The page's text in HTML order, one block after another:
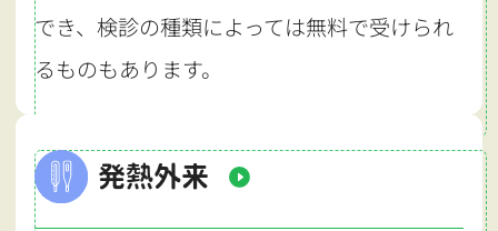
でき、検診の種類によっては無料で受けられ
るものもあります。
発熱外来